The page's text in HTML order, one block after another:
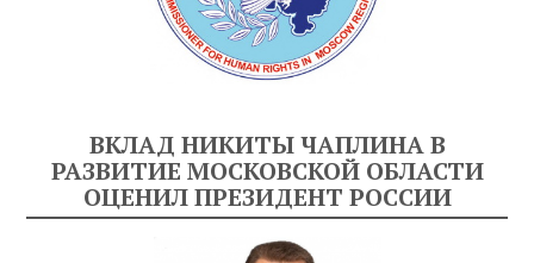
ВКЛАД НИКИТЫ ЧАПЛИНА В
РАЗВИТИЕ МОСКОВСКОЙ ОБЛАСТИ
ОЦЕНИЛ ПРЕЗИДЕНТ РОССИИ